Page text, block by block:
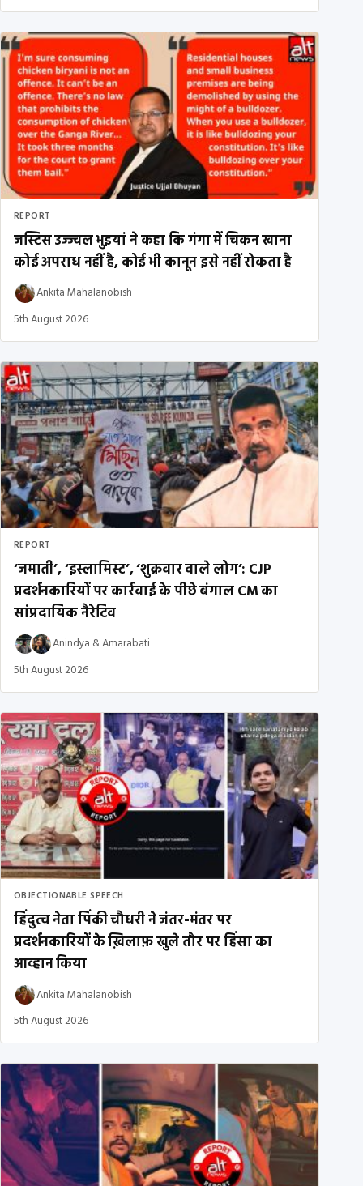
REPORT
जस्टिस उज्ज्वल भुइयां ने कहा कि गंगा में चिकन खाना
कोई अपराध नहीं है, कोई भी कानून इसे नहीं रोकता है
Ankita Mahalanobish
5th August 2026
REPORT
‘जमाती’, ‘इस्लामिस्ट’, ‘शुक्रवार वाले लोग’: CJP
प्रदर्शनकारियों पर कार्रवाई के पीछे बंगाल CM का
सांप्रदायिक नैरेटिव
Anindya &Amarabati
5th August 2026
OBJECTIONABLE SPEECH
हिंदुत्व नेता पिंकी चौधरी ने जंतर-मंतर पर
प्रदर्शनकारियों के ख़िलाफ़ खुले तौर पर हिंसा का
आव्हान किया
Ankita Mahalanobish
5th August 2026